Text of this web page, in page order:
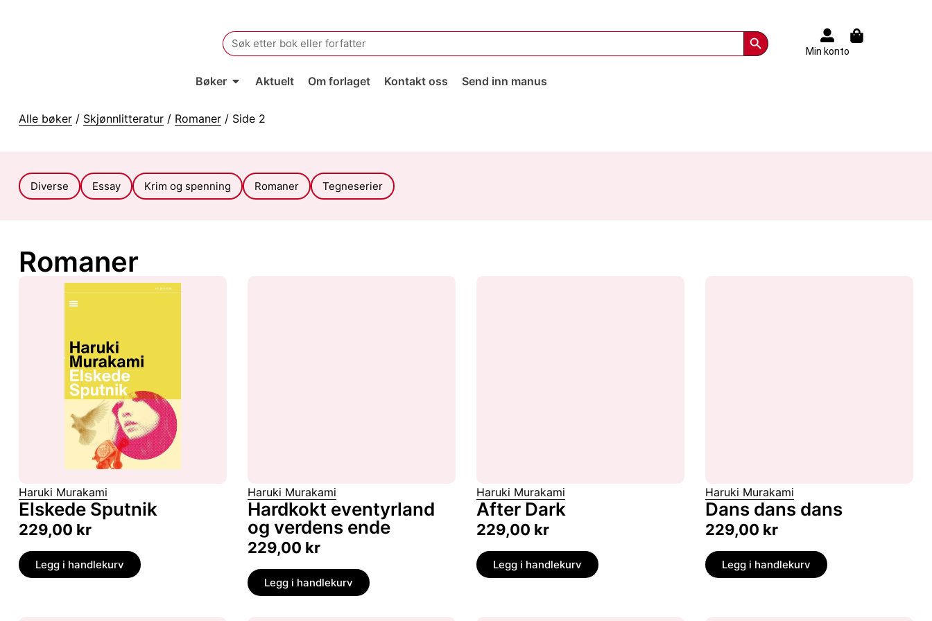
Search
for:
Search Button
Min konto
Bøker Aktuelt Om forlaget Kontakt oss Send inn manus
Alle bøker / Skjønnlitteratur / Romaner / Side 2
Diverse Essay Krim og spenning Romaner Tegneserier
Romaner
Haruki Murakami
Elskede Sputnik
229,00 kr
Legg i handlekurv
Haruki Murakami
Hardkokt eventyrland
og verdens ende
229,00 kr
Legg i handlekurv
Haruki Murakami
After Dark
229,00 kr
Legg i handlekurv
Haruki Murakami
Dans dans dans
229,00 kr
Legg i handlekurv